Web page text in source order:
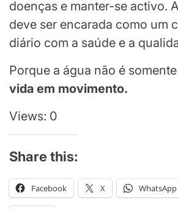
doenças e manter-se activo.
deve ser encarada como um
diário com a saúde e a
Porque a água não é
vida em movimento.
Views: 0
Share this:
Facebook X WhatsApp